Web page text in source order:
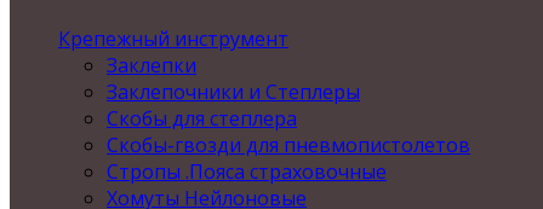
Крепежный инструмент
Заклепки
Заклепочники и Степлеры
Скобы для степлера
Скобы-гвозди для пневмопистолетов
Стропы .Пояса страховочные
Хомуты Нейлоновые